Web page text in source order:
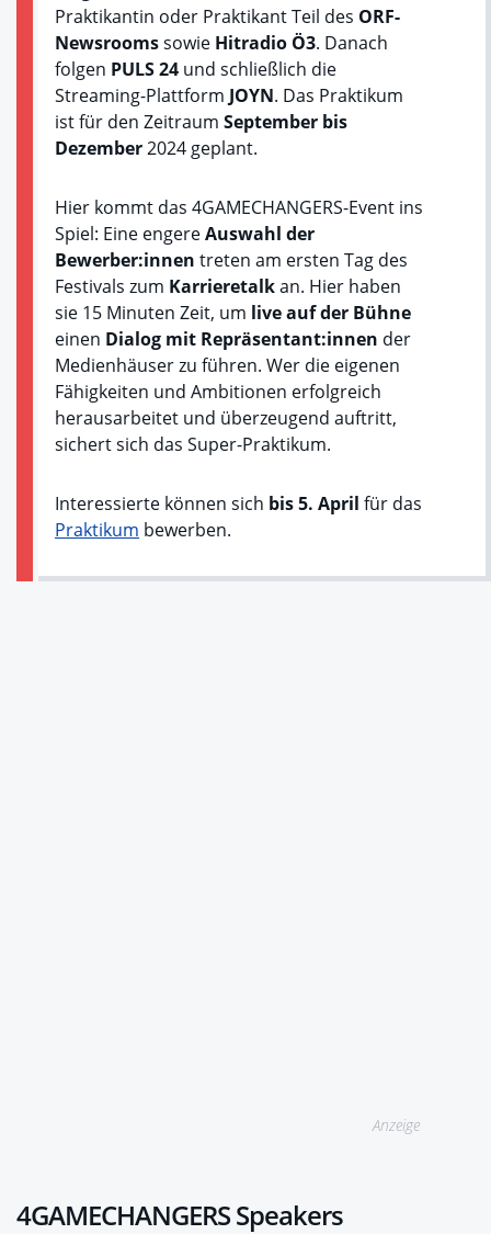
Praktikantin oder Praktikant Teil des ORF-
Newsroomssowie Hitradio Ö3. Danach
folgen PULS 24 und schließlich die
Streaming-Plattform JOYN. Das Praktikum
ist für den Zeitraum September bis
Dezember2024 geplant.
Hier kommt das 4GAMECHANGERS-Event ins
Spiel: Eine engereAuswahl der
Bewerber:innen treten am ersten Tag des
Festivals zum Karrieretalkan. Hier haben
sie 15 Minuten Zeit, um live auf der Bühne
einen Dialog mit Repräsentant:innen der
Medienhäuser zu führen. Wer die eigenen
Fähigkeiten und Ambitionen erfolgreich
herausarbeitet und überzeugend auftritt,
sichert sich das Super-Praktikum.
Interessierte können sich bis 5. April für das
Praktikum bewerben.
Anzeige
4GAMECHANGERS Speakers